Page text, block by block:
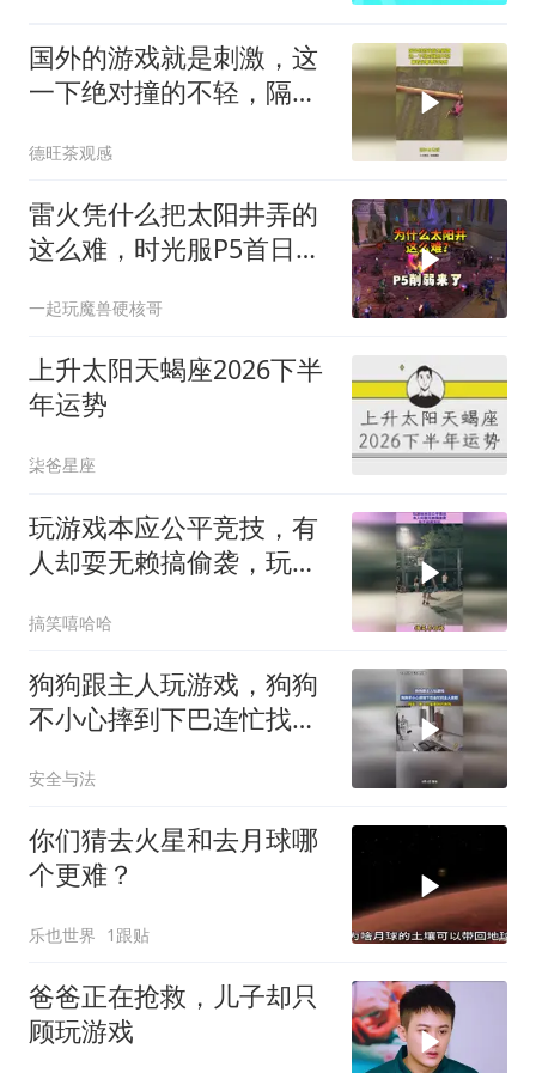
国外的游戏就是刺激，这
一下绝对撞的不轻，隔着
德旺茶观感
雷火凭什么把太阳井弄的
这么难，时光服P5首日全
一起玩魔兽硬核哥
上升太阳天蝎座2026下半
年运势
柒爸星座
玩游戏本应公平竞技，有
人却耍无赖搞偷袭，玩不
搞笑嘻哈哈
狗狗跟主人玩游戏，狗狗
不小心摔到下巴连忙找主
撒娇的狗狗
安全与法
你们猜去火星和去月球哪
个更难？
乐也世界 1跟贴
爸爸正在抢救，儿子却只
顾玩游戏